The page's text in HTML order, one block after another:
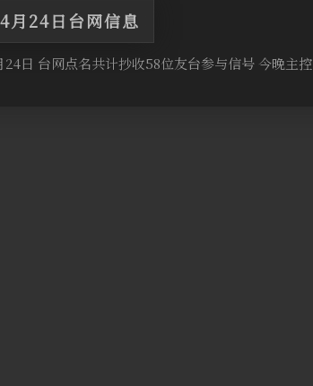
月24日台网信息
日 台网点名共计抄收58位友台参与信号 今晚主